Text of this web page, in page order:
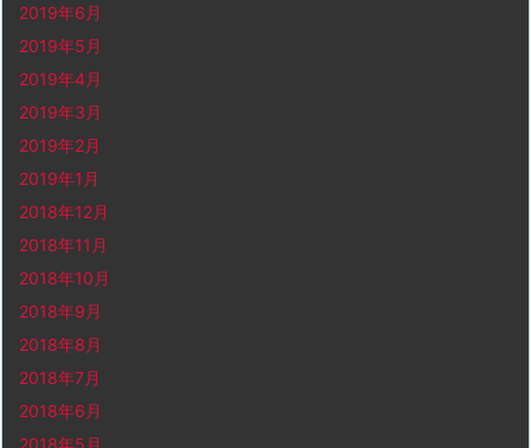
2019年6月
2019年5月
2019年4月
2019年3月
2019年2月
2019年1月
2018年12月
2018年11月
2018年10月
2018年9月
2018年8月
2018年7月
2018年6月
2018年5月